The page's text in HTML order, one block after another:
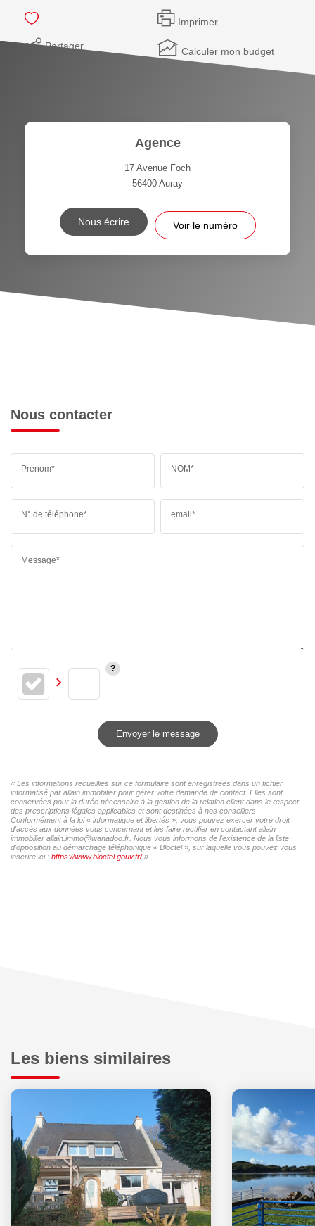
Imprimer
Partager Calculer mon budget
Agence
17 Avenue Foch
56400 Auray
Nous écrire Voir le numéro
Nous contacter
Prénom* NOM*
N° de téléphone* email*
Message*
Envoyer le message
« Les informations recueillies sur ce formulaire sont enregistrées dans un fichier
informatisé par allain immobilier pour gérer votre demande de contact. Elles sont
conservées pour la durée nécessaire à la gestion de la relation client dans le respect
des prescriptions légales applicables et sont destinées à nos conseillers
Conformément à la loi « informatique et libertés », vous pouvez exercer votre droit
d'accès aux données vous concernant et les faire rectifier en contactant allain
immobilier allain.immo@wanadoo.fr. Nous vous informons de l'existence de la liste
d'opposition au démarchage téléphonique « Bloctel », sur laquelle vous pouvez vous
inscrire ici : https://www.bloctel.gouv.fr/»
Les biens similaires